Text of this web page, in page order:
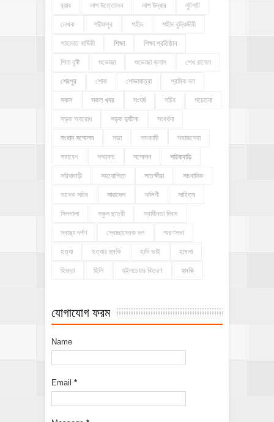
র‍্যাব লাশ উত্তোলন লাশ উদ্ধার লুটপাট
লেখক শরীফপুর শহীদ শহীদ বুদ্ধিজীবী
শাহাদাত বার্ষিকী শিক্ষা শিক্ষা প্রতিষ্ঠান
শিলা বৃষ্টি শুভেচ্ছা শুভেচ্ছা ক্লাস শেখ রাসেল
শেরপুর শোক শোভাযাত্রা শ্রমিক দল
সকল সকল খবর সংঘর্ষ সচিব সচেতনা
সড়ক অবরোধ সড়ক দুর্ঘটনা সংবর্ধনা
সংবাদ সম্মেলন সভা সমকামী সমাজসেবা
সমাবেশ সম্মাননা সম্মেলন সরিষাবাড়ি
সরিষাবাড়ী সহযোগিতা সাতক্ষীরা সাংবাদিক
সাবেক সচিব সারাদেশ সালিশী সাহিত্য
সিলগালা স্কুল ছাত্রী স্বাধীনতা দিবস
স্বাস্থ্য দর্পণ স্বেচ্ছাসেবক দল স্মরণসভা
হত্যা হত্যার হুমকি হাদি ভাই হামলা
হিজড়া হিলি হুইলচেয়ার বিতরণ হুমকি
যোগাযোগ ফরম
Name
Email *